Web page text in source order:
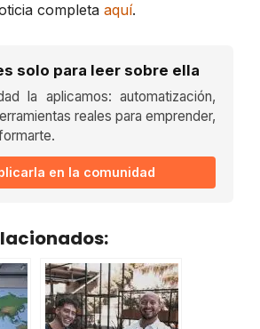
completa aquí.
solo para leer sobre ella
la aplicamos: automatización,
reales para emprender,
en la comunidad